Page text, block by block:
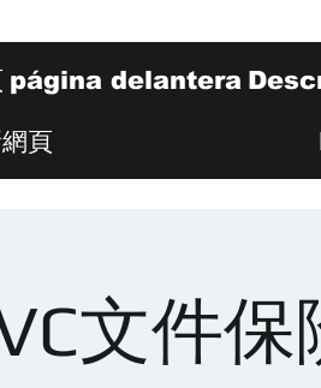
página delantera
頁
文件